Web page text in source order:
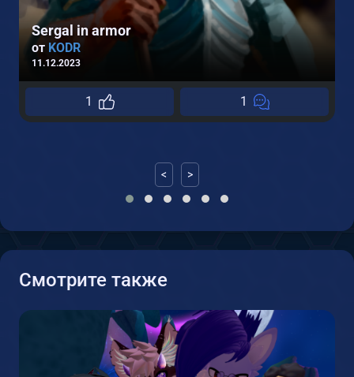
Sergal in armor
от KODR
11.12.2023
1 1
< >
Смотрите также